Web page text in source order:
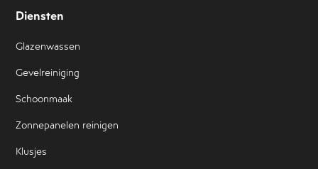
Diensten
Glazenwassen
Gevelreiniging
Schoonmaak
Zonnepanelen reinigen
Klusjes